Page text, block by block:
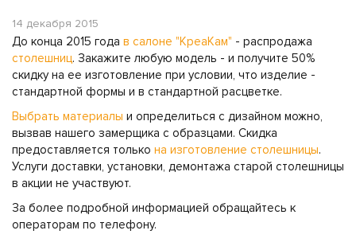
14 декабря 2015
До конца 2015 года в салоне "КреаКам" - распродажа
столешниц. Закажите любую модель - и получите 50%
скидку на ее изготовление при условии, что изделие -
стандартной формы и в стандартной расцветке.
Выбрать материалы и определиться с дизайном можно,
вызвав нашего замерщика с образцами. Скидка
предоставляется только на изготовление столешницы.
Услуги доставки, установки, демонтажа старой столешницы
в акции не участвуют.
За более подробной информацией обращайтесь к
операторам по телефону.